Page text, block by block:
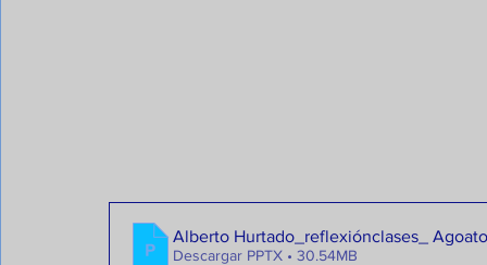
Alberto Hurtado_reflexiónclases_
Descargar PPTX • 30.54MB